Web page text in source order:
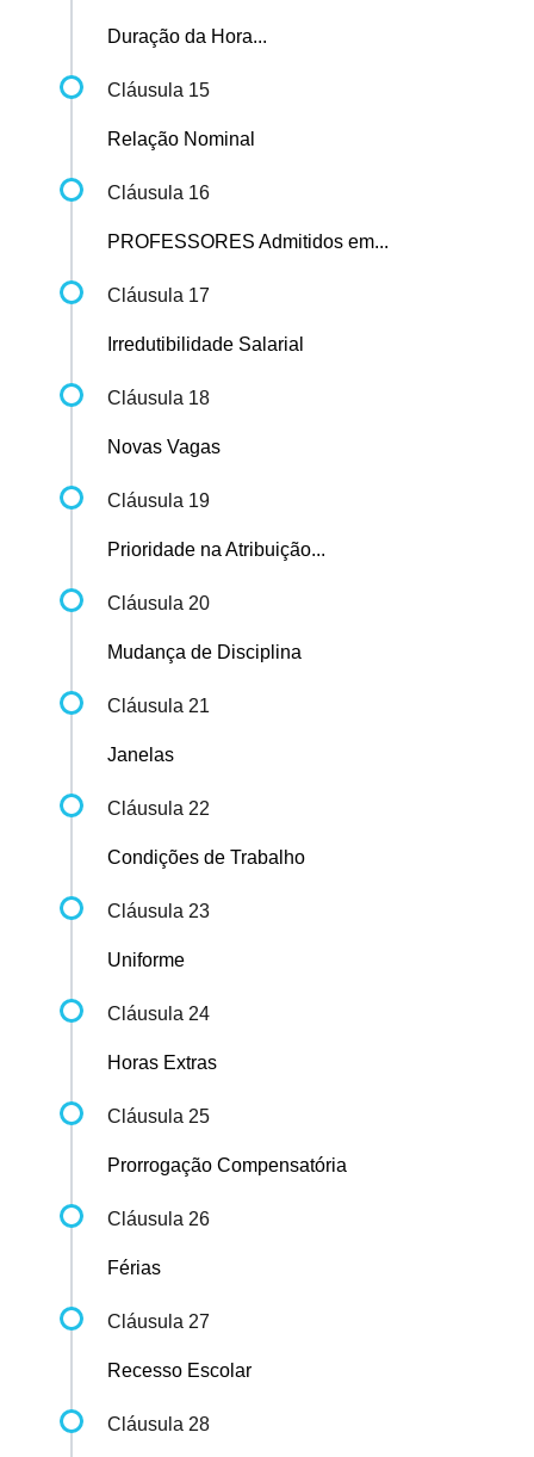
Duração da Hora...
Cláusula 15
Relação Nominal
Cláusula 16
PROFESSORES Admitidos em...
Cláusula 17
Irredutibilidade Salarial
Cláusula 18
Novas Vagas
Cláusula 19
Prioridade na Atribuição...
Cláusula 20
Mudança de Disciplina
Cláusula 21
Janelas
Cláusula 22
Condições de Trabalho
Cláusula 23
Uniforme
Cláusula 24
Horas Extras
Cláusula 25
Prorrogação Compensatória
Cláusula 26
Férias
Cláusula 27
Recesso Escolar
Cláusula 28